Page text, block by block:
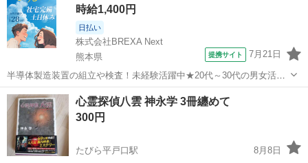
時給1,400円
日払い
株式会社BREXA Next
熊本県
提携サイト 7月21日
半導体製造装置の組立や検査！未経験活躍中★20代～30代の男女活躍
中★ワンルーム寮完備！赴任旅費会社負担！マイカー通勤OK！無料駐
車場あり！正社員登用あり！《熊本県菊池郡大津町》 人気の工場のお
仕事 ◇半導体製造装置の組立...
熊本 その他
心霊探偵八雲 神永学 3冊纏めて
300円
たびら平戸口駅
8月8日